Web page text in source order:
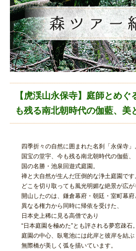
【虎渓山永保寺】庭師とめ
も残る南北朝時代の伽藍、
四季折々の自然に囲まれた名刹「永保寺」
国宝の堂宇、今も残る南北朝時代の伽藍、
国の名勝・池泉回遊式庭園。
禅と大自然が生んだ圧倒的な浄土庭園です
どこを切り取っても風光明媚な絶景が広が
開山したのは、鎌倉幕府・朝廷・室町幕府
異なる権力から同時に帰依を受けた、
日本史上稀に見る高僧であり
“日本庭園を極めた”とも評される夢窓疎石。
庭園の中心、臥竜池には此岸と彼岸を結ぶ
無際橋が美しく弧を描いています。